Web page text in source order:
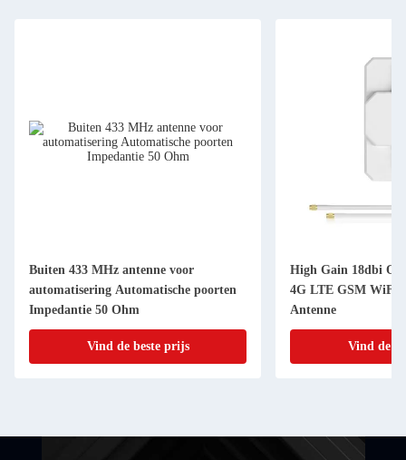
Buiten 433 MHz antenne voor
automatisering Automatische poorten
Impedantie 50 Ohm
Vind de beste prijs
High Gain 18dbi
4G LTE GSM WiFi
Antenne
Vind de